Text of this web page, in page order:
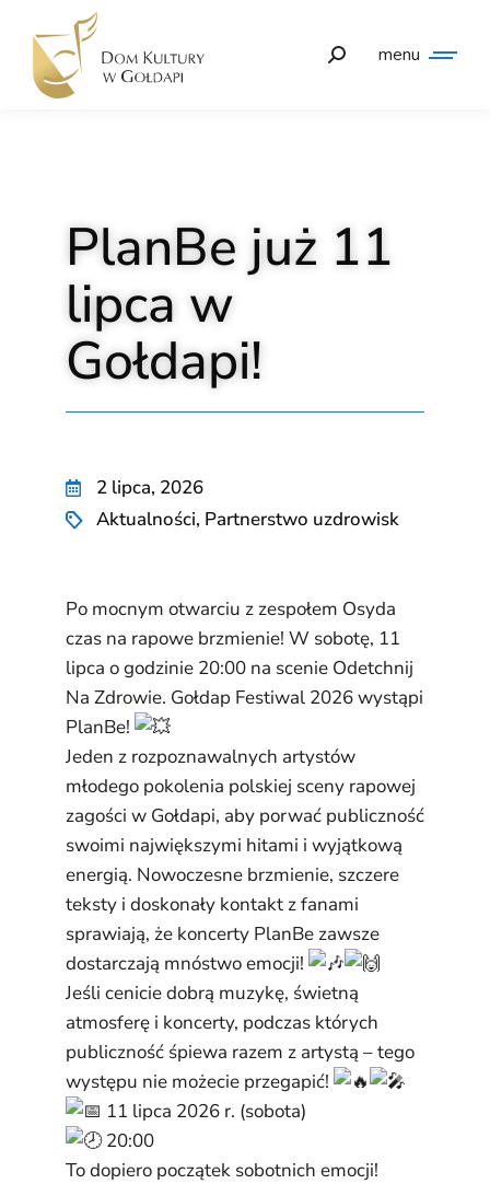
menu
PlanBe już 11
lipca w
Gołdapi!
2 lipca, 2026
Aktualności, Partnerstwo uzdrowisk
Po mocnym otwarciu z zespołem Osyda
czas na rapowe brzmienie! W sobotę, 11
lipca o godzinie 20:00 na scenie Odetchnij
Na Zdrowie. Gołdap Festiwal 2026 wystąpi
PlanBe!
Jeden z rozpoznawalnych artystów
młodego pokolenia polskiej sceny rapowej
zagości w Gołdapi, aby porwać publiczność
swoimi największymi hitami i wyjątkową
energią. Nowoczesne brzmienie, szczere
teksty i doskonały kontakt z fanami
sprawiają, że koncerty PlanBe zawsze
dostarczają mnóstwo emocji!
Jeśli cenicie dobrą muzykę, świetną
atmosferę i koncerty, podczas których
publiczność śpiewa razem z artystą – tego
występu nie możecie przegapić!
11 lipca 2026 r. (sobota)
20:00
To dopiero początek sobotnich emocji!